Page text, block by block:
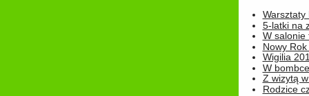
Warsztaty
5-latki na
W salonie
Nowy
Wigilia
W bombce
Z wizytą
Rodzice